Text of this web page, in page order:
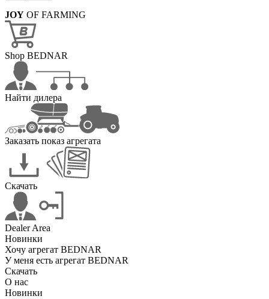
JOY OF FARMING
Shop BEDNAR
Найти дилера
Заказать показ агрегата
Скачать
Dealer Area
Новинки
Хочу агрегат BEDNAR
У меня есть агрегат BEDNAR
Скачать
О нас
Новинки